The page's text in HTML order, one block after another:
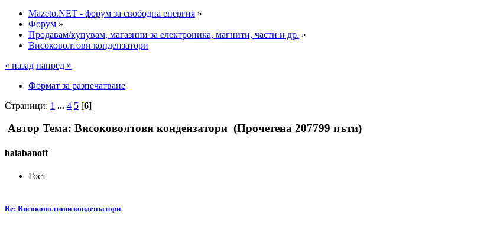
Mazeto.NET - форум за свободна енергия »
Форум »
Продавам/купувам, магазини за електроника, магнити, части и др. »
Високоволтови кондензатори
« назад напред »
Формат за разпечатване
Страници: 1 ... 4 5 [6]
Автор Тема: Високоволтови кондензатори (Прочетена 207799 пъти)
balabanoff
Гост
Re: Високоволтови кондензатори